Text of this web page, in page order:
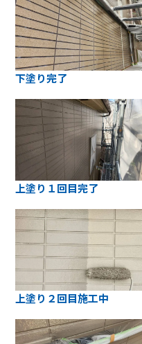
下塗り完了
上塗り１回目完了
上塗り２回目施工中